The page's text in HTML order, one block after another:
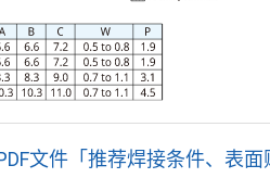
文件「推荐焊接条件、表面